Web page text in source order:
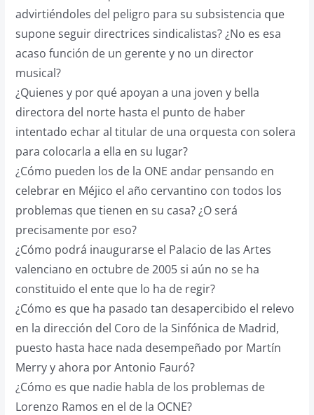
advirtiéndoles del peligro para su subsistencia que
supone seguir directrices sindicalistas? ¿No es esa
acaso función de un gerente y no un director
musical?
¿Quienes y por qué apoyan a una joven y bella
directora del norte hasta el punto de haber
intentado echar al titular de una orquesta con solera
para colocarla a ella en su lugar?
¿Cómo pueden los de la ONE andar pensando en
celebrar en Méjico el año cervantino con todos los
problemas que tienen en su casa? ¿O será
precisamente por eso?
¿Cómo podrá inaugurarse el Palacio de las Artes
valenciano en octubre de 2005 si aún no se ha
constituido el ente que lo ha de regir?
¿Cómo es que ha pasado tan desapercibido el relevo
en la dirección del Coro de la Sinfónica de Madrid,
puesto hasta hace nada desempeñado por Martín
Merry y ahora por Antonio Fauró?
¿Cómo es que nadie habla de los problemas de
Lorenzo Ramos en el de la OCNE?